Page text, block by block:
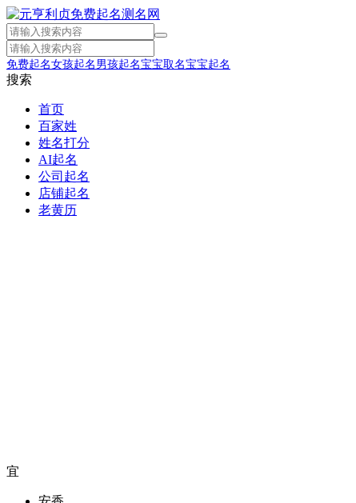
免费起名女孩起名 男孩起名宝宝取名宝宝起名
搜索
首页
百家姓
姓名打分
AI起名
公司起名
店铺起名
老黄历
宜